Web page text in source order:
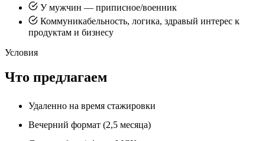
У мужчин — приписное/военник
Коммуникабельность, логика, здравый интерес к
продуктам и бизнесу
Условия
Что предлагаем
Удаленно на время стажировки
Вечерний формат (2,5 месяца)